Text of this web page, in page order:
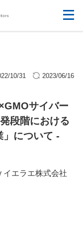
10/31 2023/06/16
サイバー
段階における
」について -
イエラエ株式会社